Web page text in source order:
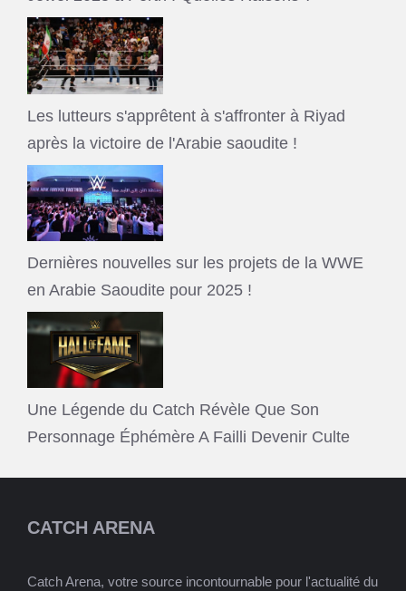
Les lutteurs s'apprêtent à s'affronter à Riyad
après la victoire de l'Arabie saoudite !
Dernières nouvelles sur les projets de la WWE
en Arabie Saoudite pour 2025 !
Une Légende du Catch Révèle Que Son
Personnage Éphémère A Failli Devenir Culte
CATCH ARENA
Catch Arena, votre source incontournable pour l'actualité du